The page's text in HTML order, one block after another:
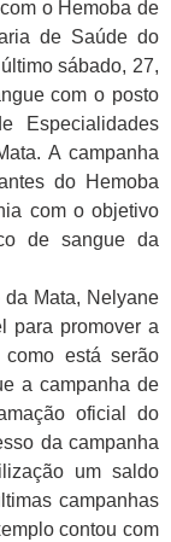
o Hemoba de
de Saúde do
sábado, 27,
com o posto
Especialidades
A campanha
do Hemoba
com o objetivo
de sangue da
Mata, Nelyane
para promover a
está serão
a campanha de
oficial do
da campanha
um saldo
campanhas
contou com